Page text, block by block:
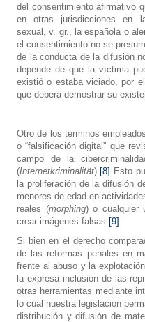
del consentimiento afirmativo
en otras jurisdicciones en
sexual, v. gr., la española o
el consentimiento no se
de la conducta de la difusión
depende de que la víctima
existió o estaba viciado, por
que deberá demostrar su
Otro de los términos
o “falsificación digital” que
campo de la
(Internetkriminalität). [8] Esto
la proliferación de la difusión
menores de edad en
reales (morphing) o cualquier
crear imágenes falsas. [9]
Si bien en el derecho
de las reformas penales en
frente al abuso y la
la expresa inclusión de las
otras herramientas mediante
lo cual nuestra legislación
distribución y difusión de